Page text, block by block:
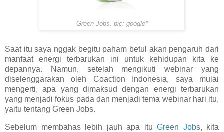
Green Jobs. pic: google*
Saat itu saya nggak begitu paham betul akan pengaruh dari
manfaat energi terbarukan ini untuk kehidupan kita ke
depannya. Namun, setelah mengikuti webinar yang
diselenggarakan oleh Coaction Indonesia, saya mulai
mengerti, apa yang dimaksud dengan energi terbarukan
yang menjadi fokus pada dan menjadi tema webinar hari itu,
yaitu tentang Green Jobs.
Sebelum membahas lebih jauh apa itu Green Jobs, kita